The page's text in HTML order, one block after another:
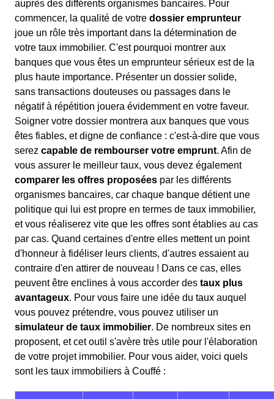
auprès des différents organismes bancaires. Pour
commencer, la qualité de votre dossier emprunteur
joue un rôle très important dans la détermination de
votre taux immobilier. C'est pourquoi montrer aux
banques que vous êtes un emprunteur sérieux est de la
plus haute importance. Présenter un dossier solide,
sans transactions douteuses ou passages dans le
négatif à répétition jouera évidemment en votre faveur.
Soigner votre dossier montrera aux banques que vous
êtes fiables, et digne de confiance : c'est-à-dire que vous
serez capable de rembourser votre emprunt. Afin de
vous assurer le meilleur taux, vous devez également
comparer les offres proposées par les différents
organismes bancaires, car chaque banque détient une
politique qui lui est propre en termes de taux immobilier,
et vous réaliserez vite que les offres sont établies au cas
par cas. Quand certaines d'entre elles mettent un point
d'honneur à fidéliser leurs clients, d'autres essaient au
contraire d'en attirer de nouveau ! Dans ce cas, elles
peuvent être enclines à vous accorder des taux plus
avantageux. Pour vous faire une idée du taux auquel
vous pouvez prétendre, vous pouvez utiliser un
simulateur de taux immobilier. De nombreux sites en
proposent, et cet outil s'avère très utile pour l'élaboration
de votre projet immobilier. Pour vous aider, voici quels
sont les taux immobiliers à Couffé :